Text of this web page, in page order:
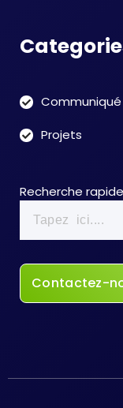
Projets
Recherche rapide
Contactez-